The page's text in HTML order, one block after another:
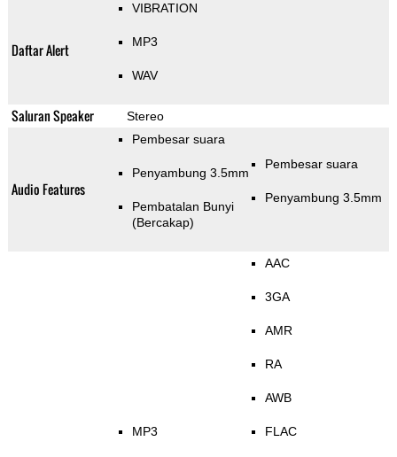
Daftar Alert
VIBRATION
MP3
WAV
Saluran Speaker Stereo
Audio Features
Pembesar suara
Penyambung 3.5mm
Pembatalan Bunyi
(Bercakap)
Pembesar suara
Penyambung 3.5mm
MP3
AAC
3GA
AMR
RA
AWB
FLAC